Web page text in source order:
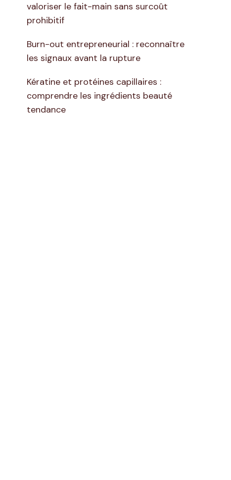
valoriser le fait-main sans surcoût
prohibitif
Burn-out entrepreneurial : reconnaître
les signaux avant la rupture
Kératine et protéines capillaires :
comprendre les ingrédients beauté
tendance